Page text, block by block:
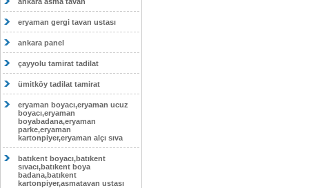
eryaman gergi tavan ustası
ankara panel
çayyolu tamirat tadilat
ümitköy tadilat tamirat
eryaman boyacı,eryaman ucuz
boyacı,eryaman
boyabadana,eryaman
parke,eryaman
kartonpiyer,eryaman alçı sıva
batıkent boyacı,batıkent
sıvacı,batıkent boya
badana,batıkent
kartonpiyer,asmatavan ustası